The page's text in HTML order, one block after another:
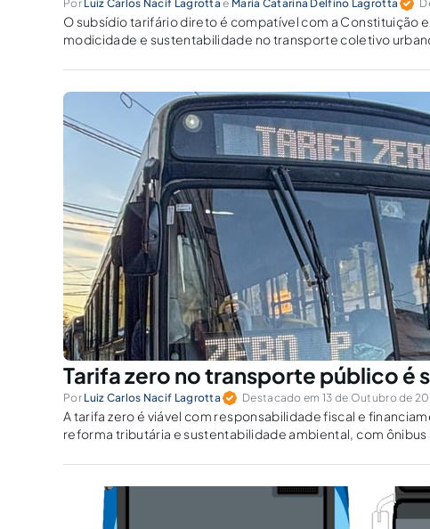
Por Luiz Carlos Nacif Lagrotta e Maria Catarina Delfino Lagrotta
O subsídio tarifário direto é compatível com a Constituição
modicidade e sustentabilidade no transporte coletivo
Tarifa zero no transporte público é
Por Luiz Carlos Nacif Lagrotta Destacado em 13 de Outubro de
A tarifa zero é viável com responsabilidade fiscal e
reforma tributária e sustentabilidade ambiental, com